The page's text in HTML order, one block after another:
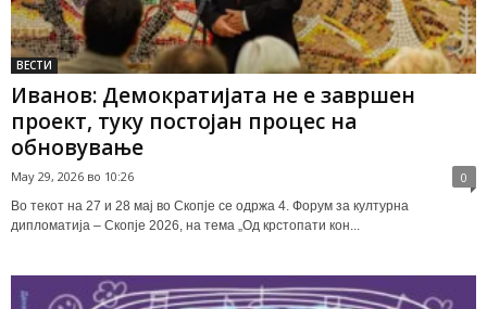
ВЕСТИ
Иванов: Демократијата не е завршен
проект, туку постојан процес на
обновување
May 29, 2026 во 10:26 0
Во текот на 27 и 28 мај во Скопје се одржа 4. Форум за културна
дипломатија – Скопје 2026, на тема „Од крстопати кон...